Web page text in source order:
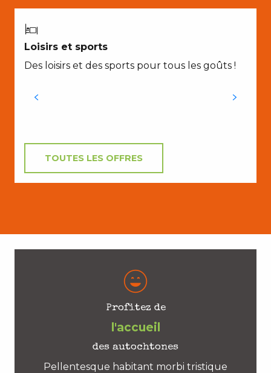
Loisirs et sports
Des loisirs et des sports pour tous les goûts !
TOUTES LES OFFRES
Profitez de
l'accueil
des autochtones
Pellentesque habitant morbi tristique